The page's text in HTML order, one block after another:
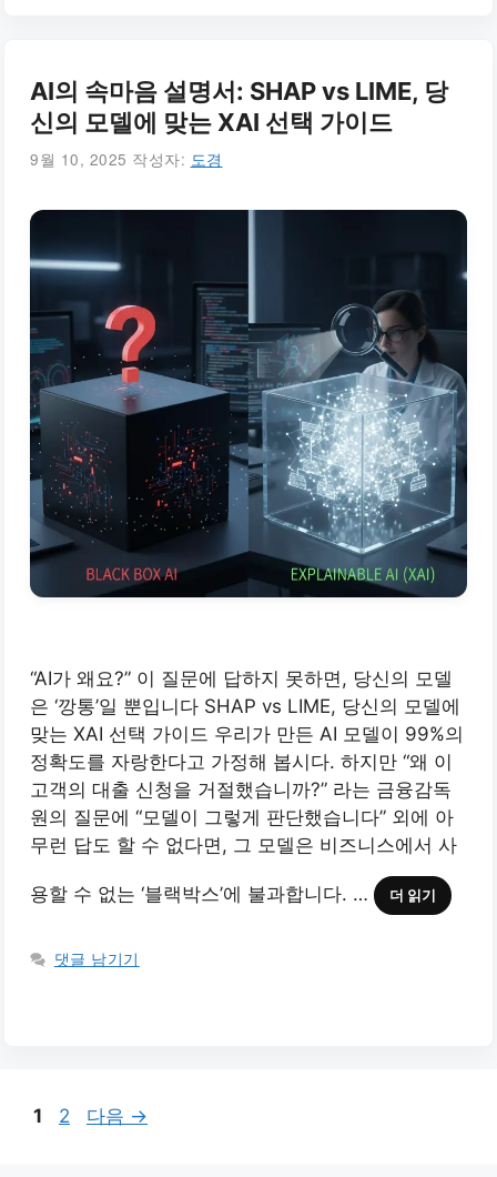
AI의 속마음 설명서: SHAP vs LIME, 당
신의 모델에 맞는 XAI 선택 가이드
9월 10, 2025 작성자: 도경
“AI가 왜요?” 이 질문에 답하지 못하면, 당신의 모델
은 ‘깡통’일 뿐입니다 SHAP vs LIME, 당신의 모델에
맞는 XAI 선택 가이드 우리가 만든 AI 모델이 99%의
정확도를 자랑한다고 가정해 봅시다. 하지만 “왜 이
고객의 대출 신청을 거절했습니까?” 라는 금융감독
원의 질문에 “모델이 그렇게 판단했습니다” 외에 아
무런 답도 할 수 없다면, 그 모델은 비즈니스에서 사
용할 수 없는 ‘블랙박스’에 불과합니다. … 더 읽기
댓글 남기기
페
1
페
2 다음 →